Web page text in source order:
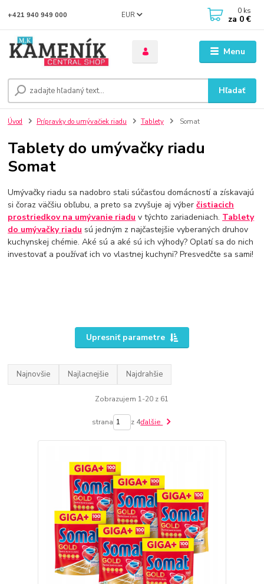
Menu
EUR
Hľadať
+421 940 949 000 0 ks
za 0 €
Úvod Prípravky do umývačiek riadu Tablety Somat
Tablety do umývačky riadu
Somat
Umývačky riadu sa nadobro stali súčasťou domácností a získavajú
si čoraz väčšiu obľubu, a preto sa zvyšuje aj výberčistiacich
prostriedkov na umývanie riadu v týchto zariadeniach. Tablety
do umývačky riadu sú jedným z najčastejšie vyberaných druhov
kuchynskej chémie. Aké sú a aké sú ich výhody? Oplatí sa do nich
investovať a používať ich vo vlastnej kuchyni? Presvedčte sa sami!
Upresniť parametre
Najnovšie Najlacnejšie Najdrahšie
Zobrazujem 1-20 z 61
strana z 4ďalšie